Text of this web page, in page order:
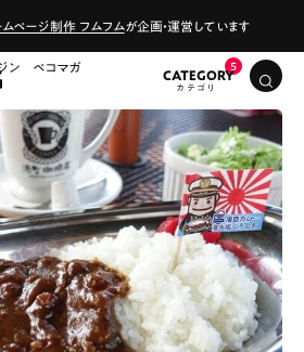
ページ制作 フムフムが企画・運営しています
ン ペコマガ
CATEGORY